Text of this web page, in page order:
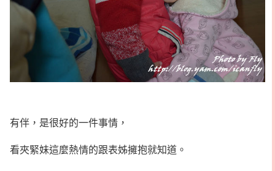
有伴，是很好的一件事情，
看夾緊妹這麼熱情的跟表姊擁抱就知道。